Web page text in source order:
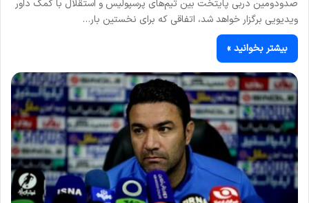
صدودومین دربی پایتخت بین تیم‌های پرسپولیس و استقلال با کمک داور
ویدیویی برگزار خواهد شد، اتفاقی که برای نخستین بار…
بیشتر بخوانید »